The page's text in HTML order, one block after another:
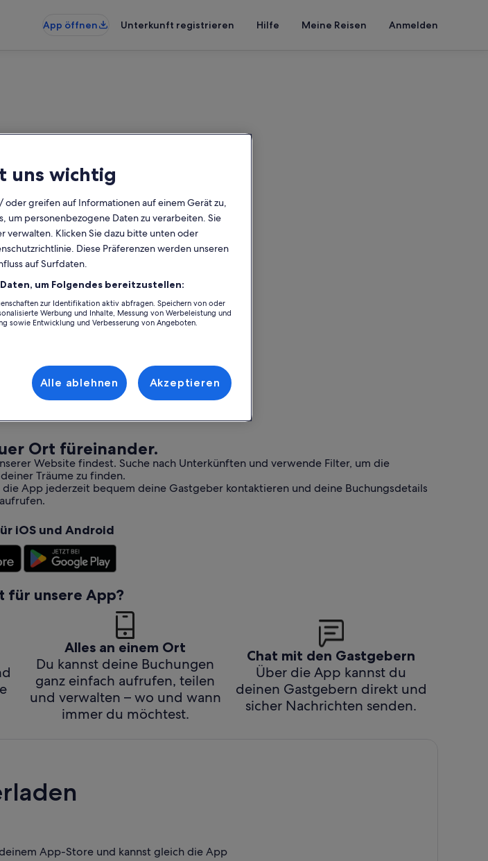
App öffnen
Unterkunft registrieren Hilfe Meine Reisen Anmelden
Ort füreinander.
Website findest. Suche nach Unterkünften und verwende Filter, um die
Träume zu finden.
App jederzeit bequem deine Gastgeber kontaktieren und deine Buchungsdetails
aufrufen.
iOS und Android
für unsere App?
Alles an einem Ort
Du kannst deine Buchungen
ganz einfach aufrufen, teilen
und verwalten – wo und wann
immer du möchtest.
Chat mit den Gastgebern
Über die App kannst du
deinen Gastgebern direkt und
sicher Nachrichten senden.
App-Store und kannst gleich die App
uns wichtig
oder greifen auf Informationen auf einem Gerät zu,
um personenbezogene Daten zu verarbeiten. Sie
verwalten. Klicken Sie dazu bitte unten oder
Diese Präferenzen werden unseren
auf Surfdaten.
um Folgendes bereitzustellen:
zur Identifikation aktiv abfragen. Speichern von oder
Werbung und Inhalte, Messung von Werbeleistung und
sowie Entwicklung und Verbesserung von Angeboten.
Alle ablehnen Akzeptieren